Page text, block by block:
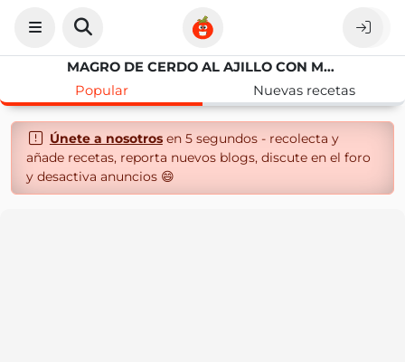
MAGRO DE CERDO AL AJILLO CON MYCOOK Y OLLA GM
Popular
Nuevas recetas
Únete a nosotrosen 5 segundos - recolecta y
añade recetas, reporta nuevos blogs, discute en el foro
y desactiva anuncios 😄